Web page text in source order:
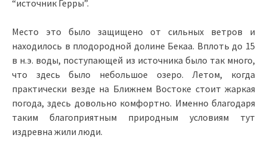
“источник Герры”.
Место это было защищено от сильных ветров и
находилось в плодородной долине Бекаа. Вплоть до 15
в н.э. воды, поступающей из источника было так много,
что здесь было небольшое озеро. Летом, когда
практически везде на Ближнем Востоке стоит жаркая
погода, здесь довольно комфортно. Именно благодаря
таким благоприятным природным условиям тут
издревна жили люди.